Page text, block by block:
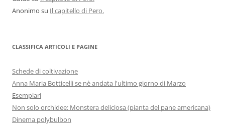
Anonimo su Il capitello di Pero.
CLASSIFICA ARTICOLI E PAGINE
Schede di coltivazione
Anna Maria Botticelli se nè andata l'ultimo giorno di Marzo
Esemplari
Non solo orchidee: Monstera deliciosa (pianta del pane americana)
Dinema polybulbon